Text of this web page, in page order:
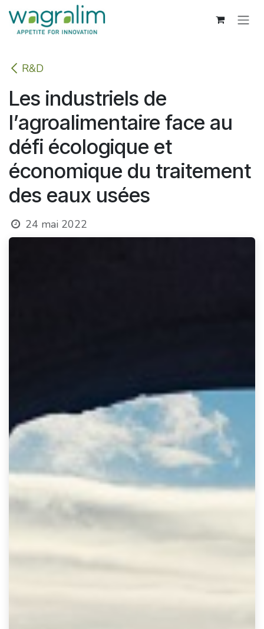
Se rendre au contenu
R&D
Les industriels de
l’agroalimentaire face au
défi écologique et
économique du traitement
des eaux usées
24 mai 2022